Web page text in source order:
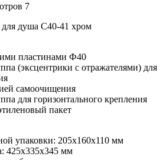
7
душа C40-41 хром
пластинами Ф40
(эксцентрики с отражателями) для
самоочищения
для горизонтального крепления
пакет
упаковки: 205х160х110 мм
425х335х345 мм